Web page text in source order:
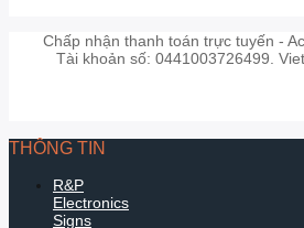
Chấp nhận thanh toán trực tuyến -
Tài khoản số: 0441003726499.
THÔNG TIN
R&P
Electronics
Signs